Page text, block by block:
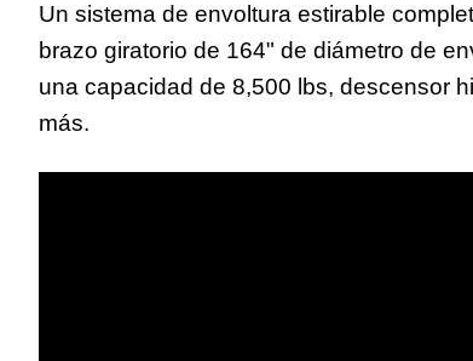
Un sistema de envoltura estirable
brazo giratorio de 164" de diámetro de
una capacidad de 8,500 lbs, descensor
más.